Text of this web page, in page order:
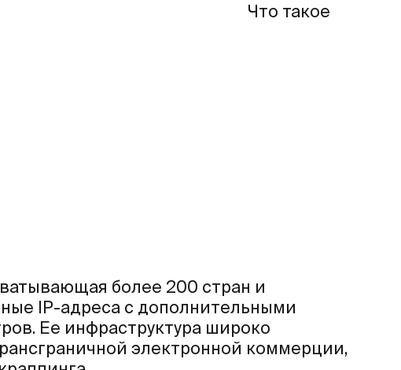
Что такое
более 200 стран и
IP-адреса с дополнительными
Ее инфраструктура широко
электронной коммерции,